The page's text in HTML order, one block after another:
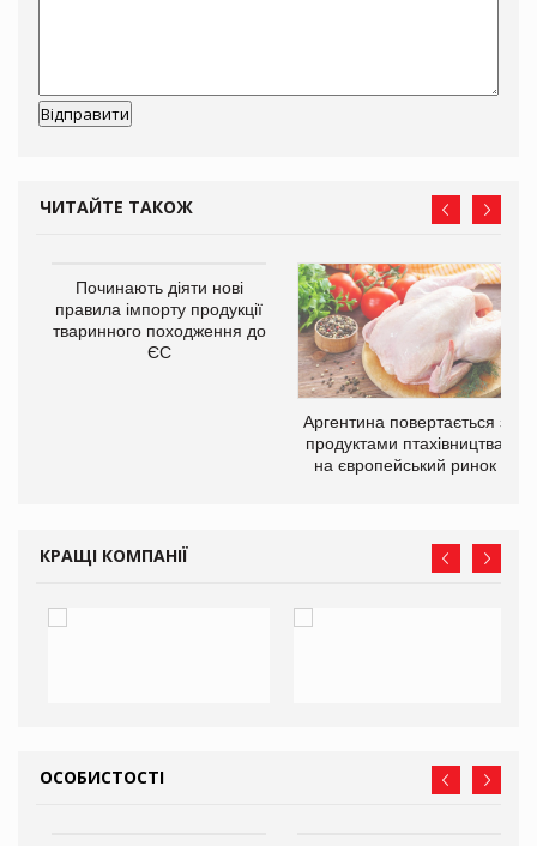
ЧИТАЙТЕ ТАКОЖ
Починають діяти нові
правила імпорту продукції
тваринного походження до
ЄС
Аргентина повертається з
продуктами птахівництва
на європейський ринок
КРАЩІ КОМПАНІЇ
ОСОБИСТОСТІ